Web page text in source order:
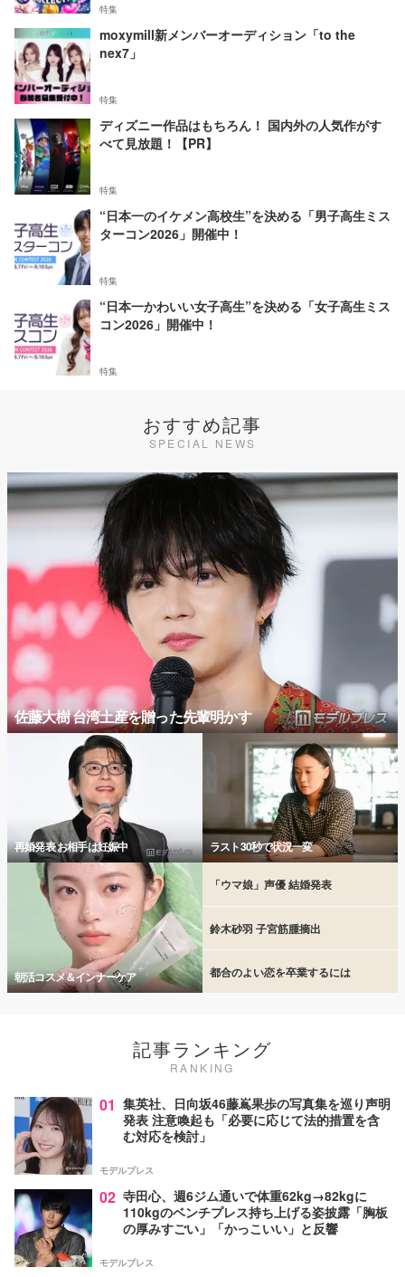
特集
moxymill新メンバーオーディション「to the
nex7」
特集
ディズニー作品はもちろん！ 国内外の人気作がす
べて見放題！【PR】
特集
“日本一のイケメン高校生”を決める「男子高生ミス
ターコン2026」開催中！
特集
“日本一かわいい女子高生”を決める「女子高生ミス
コン2026」開催中！
特集
おすすめ記事
SPECIAL NEWS
佐藤大樹 台湾土産を贈った先輩明かす
再婚発表 お相手は妊娠中 ラスト30秒で状況一変
朝活コスメ＆インナーケア
「ウマ娘」声優 結婚発表
鈴木砂羽 子宮筋腫摘出
都合のよい恋を卒業するには
記事ランキング
RANKING
01 集英社、日向坂46藤嶌果歩の写真集を巡り声明
発表 注意喚起も「必要に応じて法的措置を含
む対応を検討」
モデルプレス
02 寺田心、週6ジム通いで体重62kg→82kgに
110kgのベンチプレス持ち上げる姿披露「胸板
の厚みすごい」「かっこいい」と反響
モデルプレス